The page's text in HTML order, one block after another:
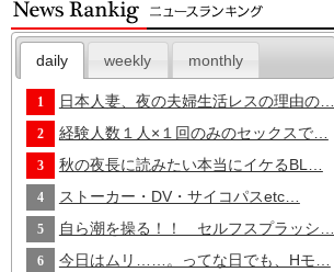
daily weekly monthly
1 日本人妻、夜の夫婦生活レスの理由の…
2 経験人数１人×１回のみのセックスで…
3 秋の夜長に読みたい本当にイケるBL…
4 ストーカー・DV・サイコパスetc…
5 自ら潮を操る！！ セルフスプラッシ…
6 今日はムリ……。ってな日でも、Hモ…